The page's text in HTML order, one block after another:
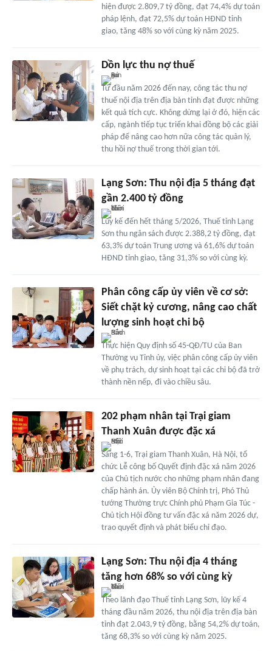
hiện được 2.809,7 tỷ đồng, đạt 74,4% dự toán
pháp lệnh, đạt 72,5% dự toán HĐND tỉnh
giao, tăng 48% so với cùng kỳ năm 2025.
Dồn lực thu nợ thuế
Từ đầu năm 2026 đến nay, công tác thu nợ
thuế nội địa trên địa bàn tỉnh đạt được những
kết quả tích cực. Không dừng lại ở đó, hiện các
cấp, ngành tiếp tục triển khai đồng bộ các giải
pháp để nâng cao hơn nữa công tác quản lý,
thu hồi nợ thuế trong thời gian tới.
Lạng Sơn: Thu nội địa 5 tháng đạt
gần 2.400 tỷ đồng
Lũy kế đến hết tháng 5/2026, Thuế tỉnh Lạng
Sơn thu ngân sách được 2.388,2 tỷ đồng, đạt
63,3% dự toán Trung ương và 61,6% dự toán
HĐND tỉnh giao, tăng 31,3% so với cùng kỳ.
Phân công cấp ủy viên về cơ sở:
Siết chặt kỷ cương, nâng cao chất
lượng sinh hoạt chi bộ
Thực hiện Quy định số 45-QĐ/TU của Ban
Thường vụ Tỉnh ủy, việc phân công cấp ủy viên
về phụ trách, dự sinh hoạt tại các chi bộ đã trở
thành nền nếp, đi vào chiều sâu.
202 phạm nhân tại Trại giam
Thanh Xuân được đặc xá
Sáng 1-6, Trại giam Thanh Xuân, Hà Nội, tổ
chức Lễ công bố Quyết định đặc xá năm 2026
của Chủ tịch nước cho những phạm nhân đang
chấp hành án. Ủy viên Bộ Chính trị, Phó Thủ
tướng Thường trực Chính phủ Phạm Gia Túc -
Chủ tịch Hội đồng tư vấn đặc xá năm 2026 dự,
trao quyết định và phát biểu chỉ đạo.
Lạng Sơn: Thu nội địa 4 tháng
tăng hơn 68% so với cùng kỳ
Theo lãnh đạo Thuế tỉnh Lạng Sơn, lũy kế 4
tháng đầu năm 2026, thu nội địa trên địa bàn
tỉnh đạt 2.043,9 tỷ đồng, bằng 54,2% dự toán,
tăng 68,3% so với cùng kỳ năm 2025.